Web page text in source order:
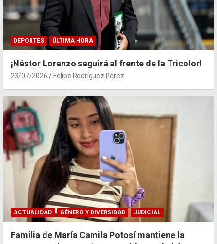
DEPORTES ÚLTIMA HORA
¡Néstor Lorenzo seguirá al frente de la Tricolor!
23/07/2026 Felipe Rodríguez Pérez
ACTUALIDAD GÉNERO Y DIVERSIDAD JUDICIAL
Familia de María Camila Potosí mantiene la